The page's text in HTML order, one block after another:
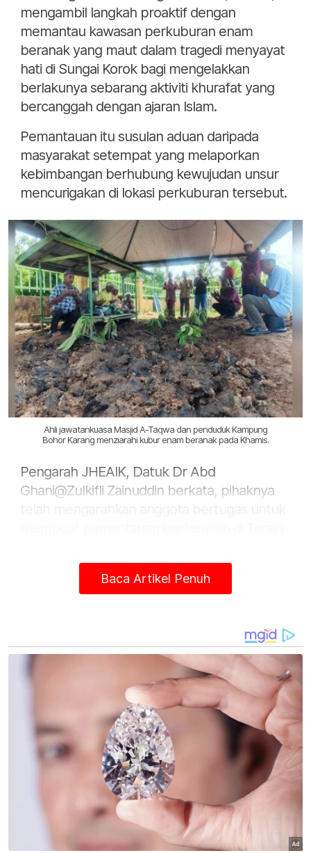
mengambil langkah proaktif dengan
memantau kawasan perkuburan enam
beranak yang maut dalam tragedi menyayat
hati di Sungai Korok bagi mengelakkan
berlakunya sebarang aktiviti khurafat yang
bercanggah dengan ajaran Islam.
Pemantauan itu susulan aduan daripada
masyarakat setempat yang melaporkan
kebimbangan berhubung kewujudan unsur
mencurigakan di lokasi perkuburan tersebut.
Ahli jawatankuasa Masjid A-Taqwa dan penduduk Kampung
Bohor Karang menziarahi kubur enam beranak pada Khamis.
Pengarah JHEAIK, Datuk Dr Abd
Ghani@Zulkifli Zainuddin berkata, pihaknya
“Kita belum memasang sebarang tali atau
namun pemantauan tetap dijalankan dari
semasa ke semasa.
“Tindakan akan diambil jika terbukti terdapat
amalan yang bertentangan dengan syariat
Islam,” katanya semasa dihubungi pada
Khamis.
Beliau turut menyeru agar masyarakat tidak
melakukan perkara khurafat yang
bercanggah dengan agama dan logik akal,
selain menggesa pihak masjid memainkan
peranan aktif membanteras sebarang
Baca Artikel Penuh